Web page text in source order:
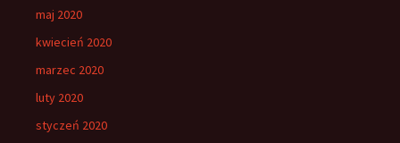
maj 2020
kwiecień 2020
marzec 2020
luty 2020
styczeń 2020